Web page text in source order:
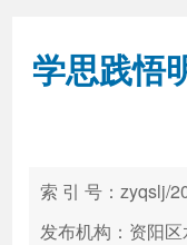
新闻中心
政务服务
学思践悟
索 引 号：zyqslj/
发布机构：资阳